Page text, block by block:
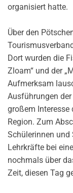
organisiert hatte.
Über den
Dort wurden die
Zloam“ und der
Aufmerksam
Ausführungen
großem
Region. Zum
Schülerinnen und
Lehrkräfte bei
nochmals über
Zeit, diesen Tag